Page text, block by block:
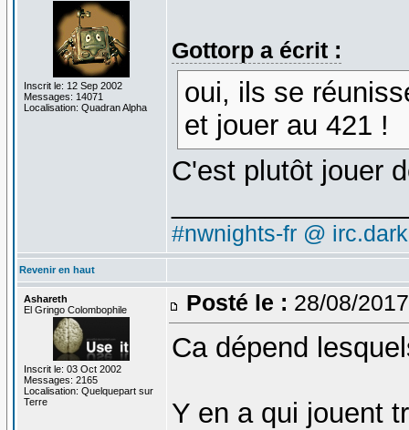
Inscrit le: 12 Sep 2002
Messages: 14071
Localisation: Quadran Alpha
Gottorp a écrit :
oui, ils se
et jouer au 421 !
C'est plutôt jouer
#nwnights-fr @
Revenir en haut
Ashareth
El Gringo Colombophile
Inscrit le: 03 Oct 2002
Messages: 2165
Localisation: Quelquepart sur
Terre
Posté le : 28/08/
Ca dépend
Y en a qui jouent